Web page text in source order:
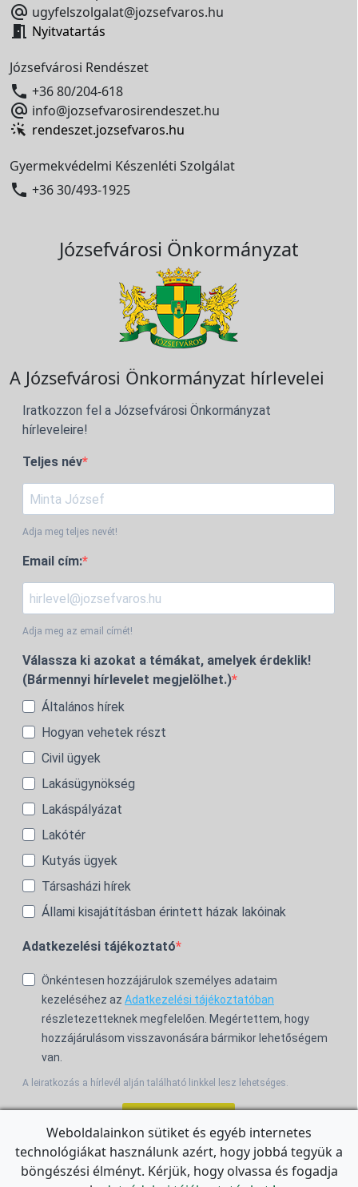
 ugyfelszolgalat@jozsefvaros.hu
 Nyitvatartás
Józsefvárosi Rendészet
 +36 80/204-618
 info@jozsefvarosirendeszet.hu
rendeszet.jozsefvaros.hu
Gyermekvédelmi Készenléti Szolgálat
 +36 30/493-1925
Józsefvárosi Önkormányzat
A Józsefvárosi Önkormányzat hírlevelei
Iratkozzon fel a Józsefvárosi Önkormányzat
hírleveleire!
Teljes név
Adja meg teljes nevét!
Email cím:
Adja meg az email címét!
Válassza ki azokat a témákat, amelyek érdeklik!
(Bármennyi hírlevelet megjelölhet.)
Általános hírek
Hogyan vehetek részt
Civil ügyek
Lakásügynökség
Lakáspályázat
Lakótér
Kutyás ügyek
Társasházi hírek
Állami kisajátításban érintett házak lakóinak
Adatkezelési tájékoztató
Önkéntesen hozzájárulok személyes adataim
kezeléséhez az Adatkezelési tájékoztatóban
részletezetteknek megfelelően. Megértettem, hogy
hozzájárulásom visszavonására bármikor lehetőségem
van.
A leiratkozás a hírlevél alján található linkkel lesz lehetséges.
For the English Newsletter, clickHERE.
Weboldalainkon sütiket és egyéb internetes
technológiákat használunk azért, hogy jobbá tegyük a
böngészési élményt. Kérjük, hogy olvassa és fogadja